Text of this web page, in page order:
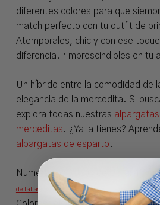
diferentes colores para que
match perfecto con tu outfit de
Atemporales, chic y con ese
diferencia. ¡Imprescindibles en tu
Un híbrido entre la comodidad de
elegancia de la mercedita. Si
explora todas nuestras
merceditas. ¿Ya la tienes?
alpargatas de esparto.
Numeración
de tallas